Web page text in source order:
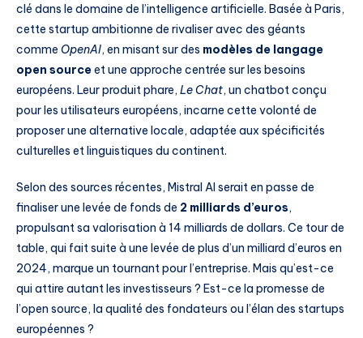
clé dans le domaine de l’intelligence artificielle. Basée à Paris,
cette startup ambitionne de rivaliser avec des géants
comme OpenAI, en misant sur des modèles de langage
open sourceet une approche centrée sur les besoins
européens. Leur produit phare, Le Chat, un chatbot conçu
pour les utilisateurs européens, incarne cette volonté de
proposer une alternative locale, adaptée aux spécificités
culturelles et linguistiques du continent.
Selon des sources récentes, Mistral AI serait en passe de
finaliser une levée de fonds de 2 milliards d’euros,
propulsant sa valorisation à 14 milliards de dollars. Ce tour de
table, qui fait suite à une levée de plus d’un milliard d’euros en
2024, marque un tournant pour l’entreprise. Mais qu’est-ce
qui attire autant les investisseurs ? Est-ce la promesse de
l’open source, la qualité des fondateurs ou l’élan des startups
européennes ?